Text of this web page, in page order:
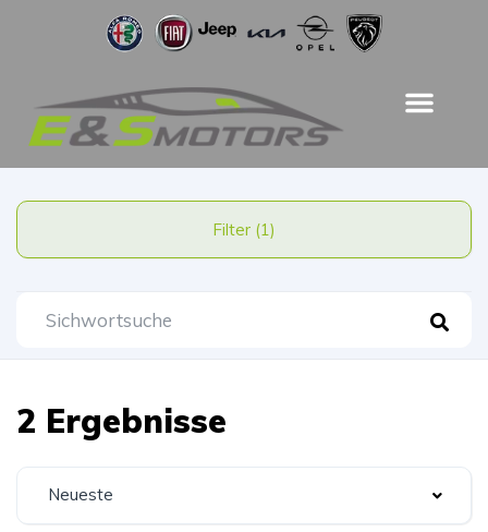
Filter (1)
2 Ergebnisse
Neueste